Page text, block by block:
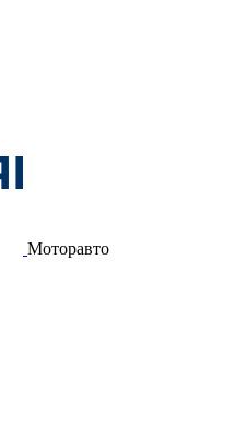
Моторавто